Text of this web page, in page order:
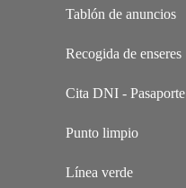
Tablón de anuncios
Recogida de enseres
Cita DNI - Pasaporte
Punto limpio
Línea verde